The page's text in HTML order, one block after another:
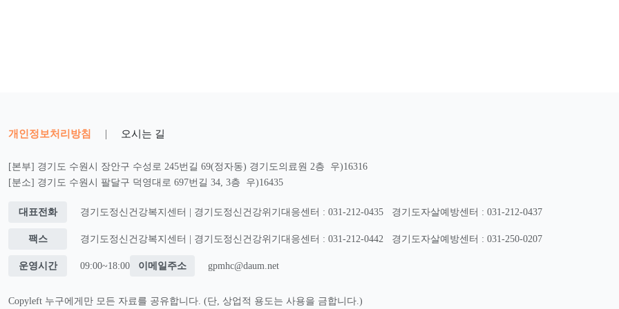
개인정보처리방침 | 오시는 길
[본부] 경기도 수원시 장안구 수성로 245번길 69(정자동) 경기도의료원 2층 우)16316
[분소] 경기도 수원시 팔달구 덕영대로 697번길 34, 3층 우)16435
대표전화 경기도정신건강복지센터 | 경기도정신건강위기대응센터 : 031-212-0435 경기도자살예방센터 : 031-212-0437
팩스 경기도정신건강복지센터 | 경기도정신건강위기대응센터 : 031-212-0442 경기도자살예방센터 : 031-250-0207
운영시간 09:00~18:00 이메일주소 gpmhc@daum.net
Copyleft 누구에게만 모든 자료를 공유합니다. (단, 상업적 용도는 사용을 금합니다.)